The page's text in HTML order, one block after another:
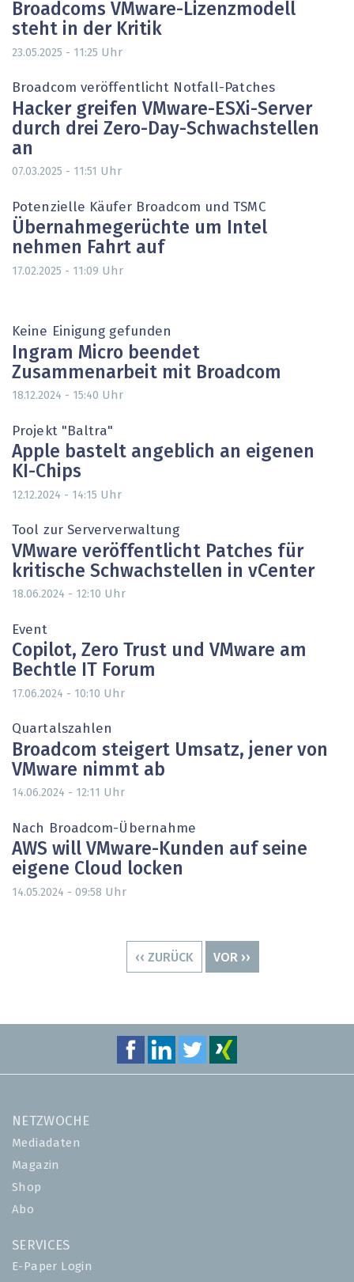
Broadcoms VMware-Lizenzmodell
steht in der Kritik
23.05.2025 - 11:25 Uhr
Broadcom veröffentlicht Notfall-Patches
Hacker greifen VMware-ESXi-Server
durch drei Zero-Day-Schwachstellen
an
07.03.2025 - 11:51 Uhr
Potenzielle Käufer Broadcom und TSMC
Übernahmegerüchte um Intel
nehmen Fahrt auf
17.02.2025 - 11:09 Uhr
Keine Einigung gefunden
Ingram Micro beendet
Zusammenarbeit mit Broadcom
18.12.2024 - 15:40 Uhr
Projekt "Baltra"
Apple bastelt angeblich an eigenen
KI-Chips
12.12.2024 - 14:15 Uhr
Tool zur Serververwaltung
VMware veröffentlicht Patches für
kritische Schwachstellen in vCenter
18.06.2024 - 12:10 Uhr
Event
Copilot, Zero Trust und VMware am
Bechtle IT Forum
17.06.2024 - 10:10 Uhr
Quartalszahlen
Broadcom steigert Umsatz, jener von
VMware nimmt ab
14.06.2024 - 12:11 Uhr
Nach Broadcom-Übernahme
AWS will VMware-Kunden auf seine
eigene Cloud locken
14.05.2024 - 09:58 Uhr
VORHERIGE
‹‹ ZURÜCK
NÄCHSTE
VOR ››
NETZWOCHE
Mediadaten
Magazin
Shop
Abo
SERVICES
E-Paper Login